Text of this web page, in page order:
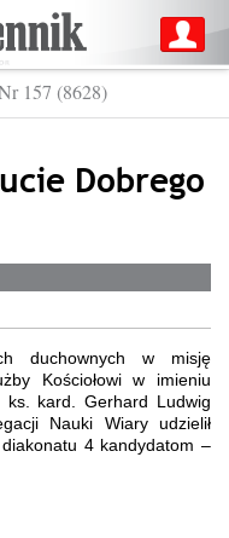
157 (8628)
Dobrego
duchownych w misję
Kościołowi w imieniu
ks. kard. Gerhard Ludwig
Nauki Wiary udzielił
4 kandydatom –